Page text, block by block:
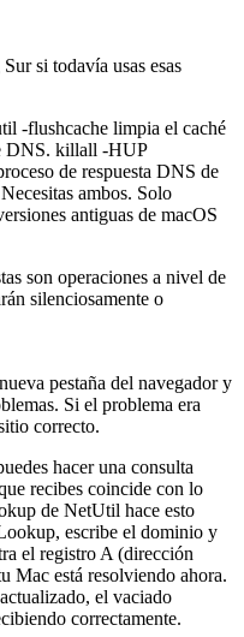
si todavía usas esas
-flushcache limpia el caché
DNS. killall -HUP
de respuesta DNS de
ambos. Solo
antiguas de macOS
son operaciones a nivel de
silenciosamente o
pestaña del navegador y
Si el problema era
correcto.
hacer una consulta
recibes coincide con lo
de NetUtil hace esto
escribe el dominio y
el registro A (dirección
está resolviendo ahora.
el vaciado
correctamente.